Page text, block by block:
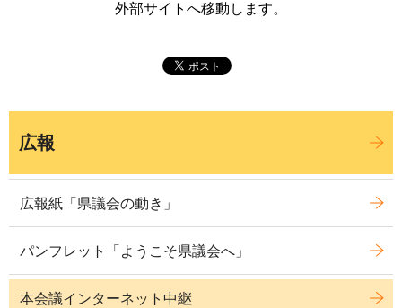
外部サイトへ移動します。
広報
広報紙「県議会の動き」
パンフレット「ようこそ県議会へ」
本会議インターネット中継